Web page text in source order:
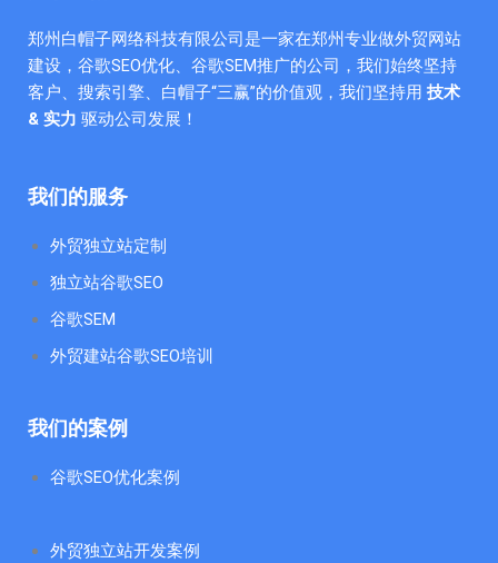
郑州白帽子网络科技有限公司是一家在郑州专业做外贸网站
建设，谷歌SEO优化、谷歌SEM推广的公司，我们始终坚持
客户、搜索引擎、白帽子“三赢”的价值观，我们坚持用 技术
& 实力 驱动公司发展！
我们的服务
外贸独立站定制
独立站谷歌SEO
谷歌SEM
外贸建站谷歌SEO培训
我们的案例
谷歌SEO优化案例
外贸独立站开发案例